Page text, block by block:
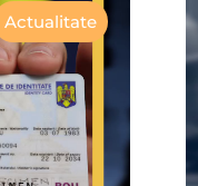
Actualitate